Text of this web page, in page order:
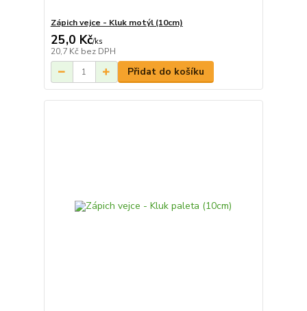
Zápich vejce - Kluk motýl (10cm)
25,0 Kč/ks
20,7 Kč bez DPH
Přidat do košíku